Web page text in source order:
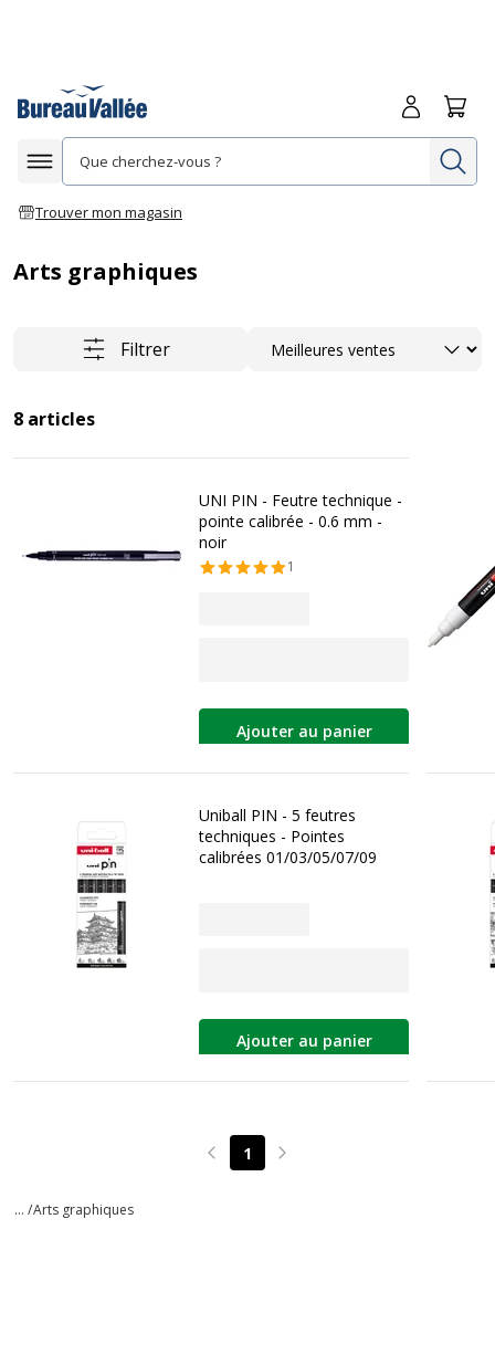
Afficher la navigation
Trouver mon magasin
Me
Arts graphiques
Filtrer Trier
8 articles
UNI PIN - Feutre technique -
pointe calibrée - 0.6 mm -
noir
1
Ajouter au panier
Uniball PIN - 5 feutres
techniques - Pointes
calibrées 01/03/05/07/09
Ajouter au panier
Page précédente
1 Page suivante
... /Arts graphiques